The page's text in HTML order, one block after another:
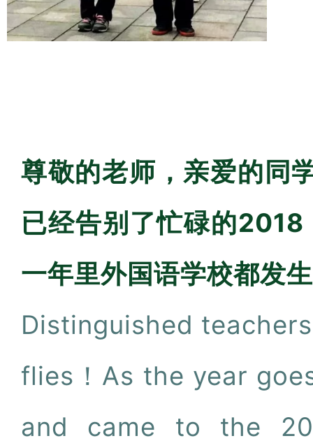
尊敬的老师，亲爱的同
已经告别了忙碌的
一年里外国语学校都发
Distinguished
flies！As the year
and came to the